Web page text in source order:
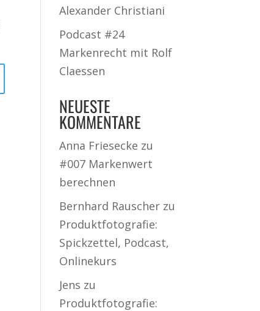
Alexander Christiani
Podcast #24
Markenrecht mit Rolf
Claessen
NEUESTE
KOMMENTARE
Anna Friesecke zu
#007 Markenwert
berechnen
Bernhard Rauscher zu
Produktfotografie:
Spickzettel, Podcast,
Onlinekurs
Jens zu
Produktfotografie: